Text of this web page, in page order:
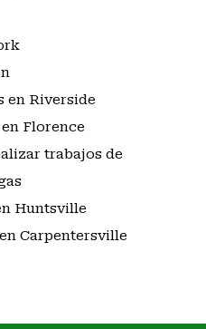
en Riverside
Florence
trabajos de
Huntsville
Carpentersville